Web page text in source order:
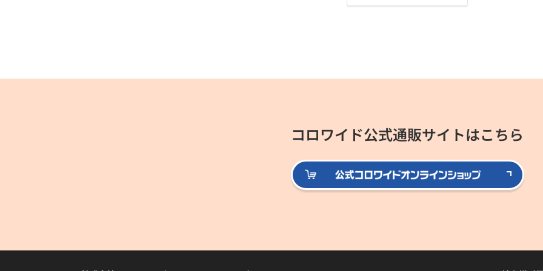
コロワイド公式通販サイトはこちら
公式